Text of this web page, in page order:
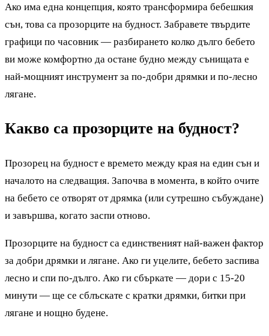
Ако има една концепция, която трансформира бебешкия
сън, това са прозорците на будност. Забравете твърдите
графици по часовник — разбирането колко дълго бебето
ви може комфортно да остане будно между сънищата е
най-мощният инструмент за по-добри дрямки и по-лесно
лягане.
Какво са прозорците на будност?
Прозорец на будност е времето между края на един сън и
началото на следващия. Започва в момента, в който очите
на бебето се отворят от дрямка (или сутрешно събуждане)
и завършва, когато заспи отново.
Прозорците на будност са единственият най-важен фактор
за добри дрямки и лягане. Ако ги уцелите, бебето заспива
лесно и спи по-дълго. Ако ги сбъркате — дори с 15-20
минути — ще се сблъскате с кратки дрямки, битки при
лягане и нощно будене.